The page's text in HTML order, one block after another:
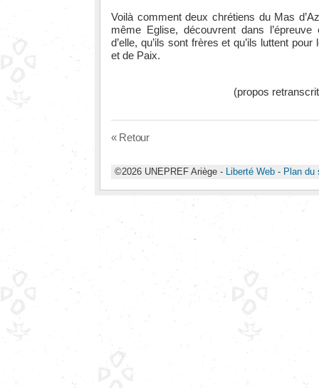
Voilà comment deux chrétiens du Mas
même Eglise, découvrent dans
d’elle, qu’ils sont frères et qu’ils luttent
et de Paix.
(propos
« Retour
©2026 UNEPREF Ariège - Liberté Web - Plan du